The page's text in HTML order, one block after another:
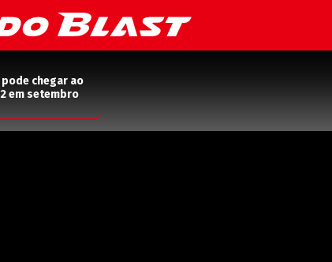
chegar ao
em setembro